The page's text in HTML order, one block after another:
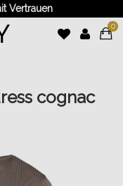
Vertrauen
0
cognac